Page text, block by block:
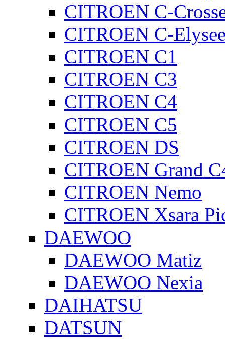
CITROEN C-
CITROEN C-
CITROEN C1
CITROEN C3
CITROEN C4
CITROEN C5
CITROEN DS
CITROEN Grand
CITROEN Nemo
CITROEN Xsara
DAEWOO
DAEWOO Matiz
DAEWOO Nexia
DAIHATSU
DATSUN